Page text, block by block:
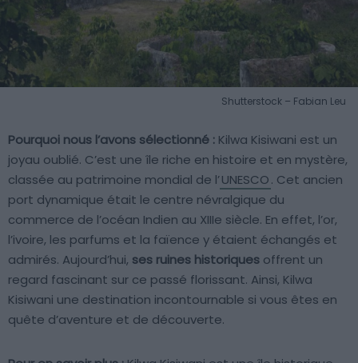
Shutterstock – Fabian Leu
Pourquoi nous l’avons sélectionné : Kilwa Kisiwani est un
joyau oublié. C’est une île riche en histoire et en mystère,
classée au patrimoine mondial de l’UNESCO. Cet ancien
port dynamique était le centre névralgique du
commerce de l’océan Indien au XIIIe siècle. En effet, l’or,
l’ivoire, les parfums et la faïence y étaient échangés et
admirés. Aujourd’hui, ses ruines historiques offrent un
regard fascinant sur ce passé florissant. Ainsi, Kilwa
Kisiwani une destination incontournable si vous êtes en
quête d’aventure et de découverte.